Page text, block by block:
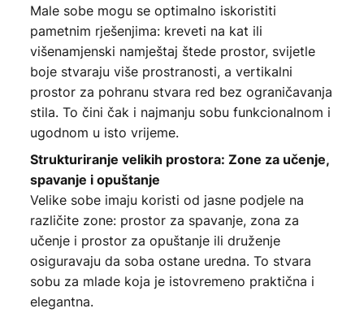
Male sobe mogu se optimalno iskoristiti
pametnim rješenjima: kreveti na kat ili
višenamjenski namještaj štede prostor, svijetle
boje stvaraju više prostranosti, a vertikalni
prostor za pohranu stvara red bez ograničavanja
stila. To čini čak i najmanju sobu funkcionalnom i
ugodnom u isto vrijeme.
Strukturiranje velikih prostora: Zone za učenje,
spavanje i opuštanje
Velike sobe imaju koristi od jasne podjele na
različite zone: prostor za spavanje, zona za
učenje i prostor za opuštanje ili druženje
osiguravaju da soba ostane uredna. To stvara
sobu za mlade koja je istovremeno praktična i
elegantna.